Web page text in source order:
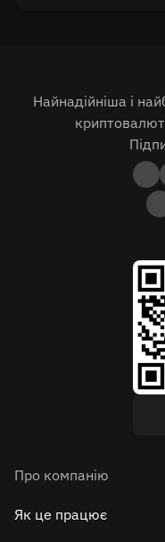
Найнадійніша і
Про компанію
Як це працює